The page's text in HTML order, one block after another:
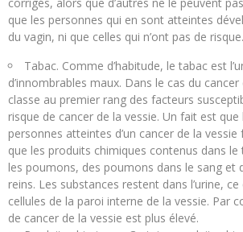
que les personnes qui en sont atteintes
du vagin, ni que celles qui n’ont pas de risque.
Tabac. Comme d’habitude, le tabac est
d’innombrables maux. Dans le cas du
classe au premier rang des facteurs
risque de cancer de la vessie. Un fait est
personnes atteintes d’un cancer de la vessie
que les produits chimiques contenus dans
les poumons, des poumons dans le sang et
reins. Les substances restent dans l’urine,
cellules de la paroi interne de la vessie. Par
de cancer de la vessie est plus élevé.